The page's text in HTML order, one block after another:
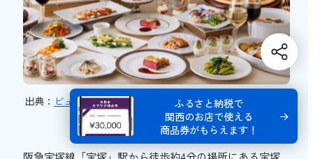
出典： ビュッフェ｜ビュッフェ＆カフェレストラン「アンサ
ンブル」
ふるさと納税で
関西のお店で使える
商品券がもらえます！